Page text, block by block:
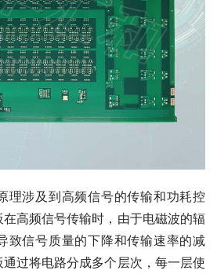
理涉及到高频信号的传输和功耗控
高频信号传输时，由于电磁波的辐
致信号质量的下降和传输速率的减
过将电路分成多个层次，每一层使